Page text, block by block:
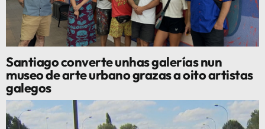
Santiago converte unhas galerías nun
museo de arte urbano grazas a oito artistas
galegos